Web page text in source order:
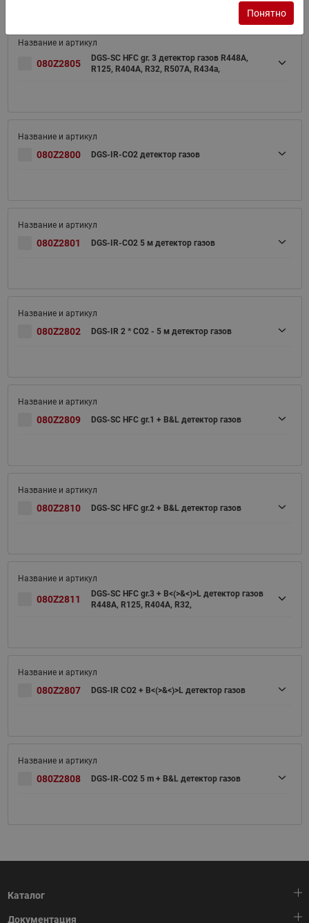
080Z2805
DGS-SC HFC gr. 3 детектор газов R448A,
R125, R404A, R32, R507A, R434a,
080Z2800 DGS-IR-CO2 детектор газов
080Z2801 DGS-IR-CO2 5 м детектор газов
080Z2802 DGS-IR 2 * CO2 - 5 м детектор газов
080Z2809 DGS-SC HFC gr.1 + B&L детектор газов
080Z2810 DGS-SC HFC gr.2 + B&L детектор газов
080Z2811
DGS-SC HFC gr.3 + B<(>&<)>L детектор газов
R448A, R125, R404A, R32,
080Z2807 DGS-IR CO2 + B<(>&<)>L детектор газов
080Z2808 DGS-IR-CO2 5 m + B&L детектор газов
Каталог
Документация
Понятно